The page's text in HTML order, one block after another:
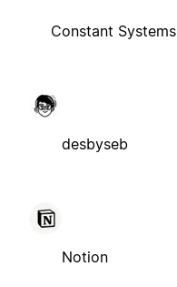
Constant Systems
desbyseb
Notion